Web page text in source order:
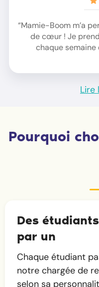
“Mamie-Boom m’a
de cœur ! Je
chaque semaine
Lire
Pourquoi
Des
par un
Chaque étudiant
notre chargée de
selon sa